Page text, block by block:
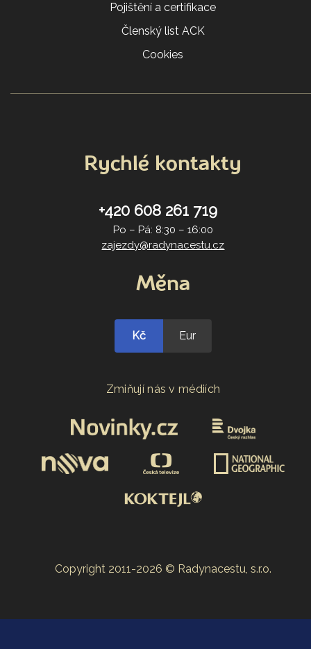
Pojištění a certifikace
Členský list ACK
Cookies
Rychlé kontakty
+420 608 261 719
Po – Pá: 8:30 – 16:00
zajezdy@radynacestu.cz
Měna
Kč Eur
Zmiňují nás v médiích
Copyright 2011-2026 © Radynacestu, s.r.o.